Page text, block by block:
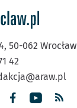
50-062 Wrocław
42